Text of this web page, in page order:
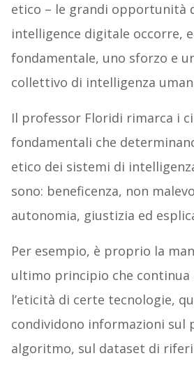
etico – le grandi opportunità
intelligence digitale occorre,
fondamentale, uno sforzo e
collettivo di intelligenza
Il professor Floridi rimarca i
fondamentali che
etico dei sistemi di
sono: beneficenza, non
autonomia, giustizia ed
Per esempio, è proprio la
ultimo principio che
l’eticità di certe tecnologie,
condividono informazioni sul
algoritmo, sul dataset di